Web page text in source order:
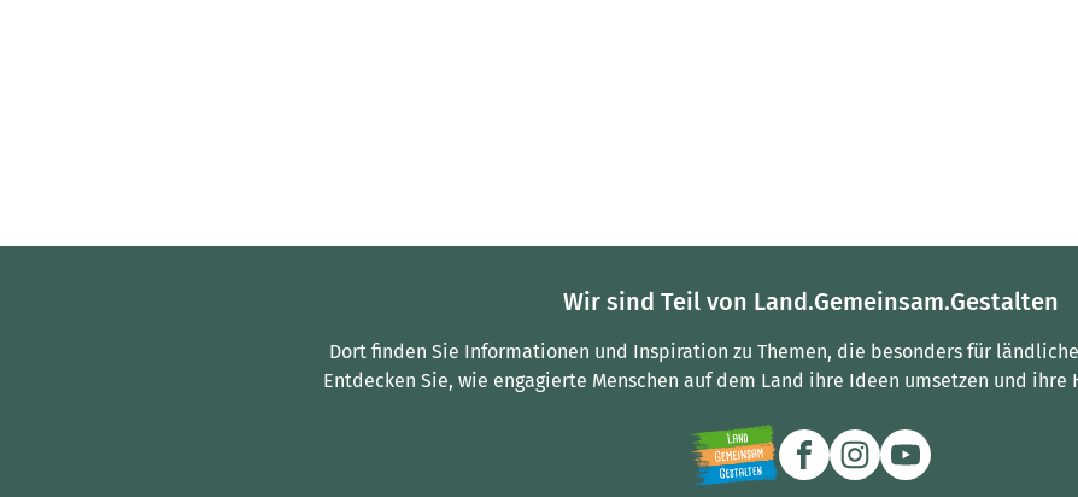
Wir sind Teil von Land.Gemeinsam.Gestalten
Dort finden Sie Informationen und Inspiration zu Themen, die besonders für
Entdecken Sie, wie engagierte Menschen auf dem Land ihre Ideen umsetzen und